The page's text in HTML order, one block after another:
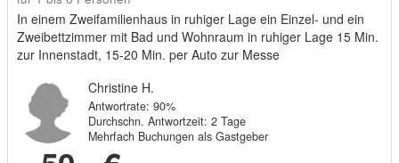
zur Innenstadt, 15-20 Min. per Auto zur Messe
Christine H.
Antwortrate: 90%
Durchschn. Antwortzeit: 2 Tage
Mehrfach Buchungen als Gastgeber
von 50,- €
pro Nacht